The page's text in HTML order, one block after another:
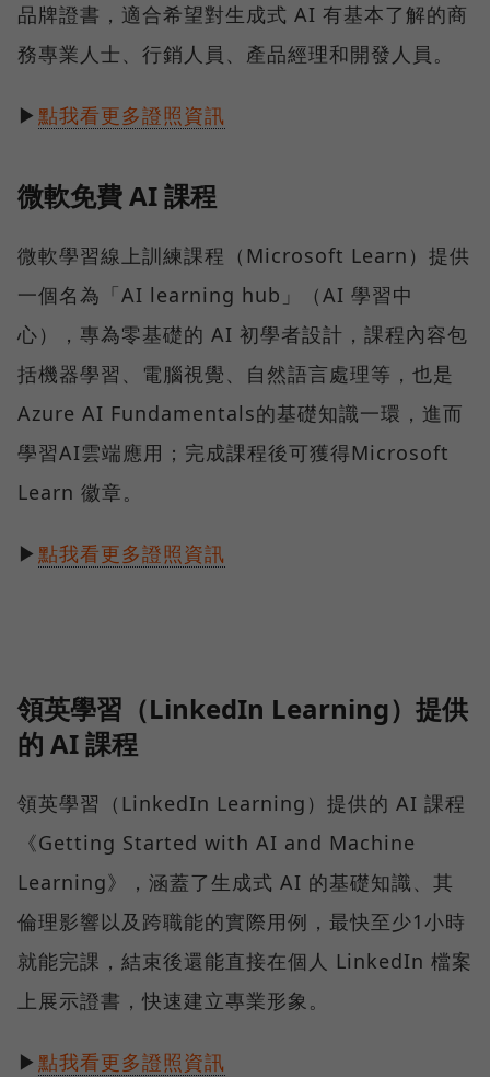
品牌證書，適合希望對生成式 AI 有基本了解的商
務專業人士、行銷人員、產品經理和開發人員。
▶ 點我看更多證照資訊
微軟免費 AI 課程
微軟學習線上訓練課程（Microsoft Learn）提供
一個名為「AI learning hub」（AI 學習中
心），專為零基礎的 AI 初學者設計，課程內容包
括機器學習、電腦視覺、自然語言處理等，也是
Azure AI Fundamentals的基礎知識一環，進而
學習AI雲端應用；完成課程後可獲得Microsoft
Learn 徽章。
▶ 點我看更多證照資訊
領英學習（LinkedIn Learning）提供
的 AI 課程
領英學習（LinkedIn Learning）提供的 AI 課程
《Getting Started with AI and Machine
Learning》，涵蓋了生成式 AI 的基礎知識、其
倫理影響以及跨職能的實際用例，最快至少1小時
就能完課，結束後還能直接在個人 LinkedIn 檔案
上展示證書，快速建立專業形象。
▶ 點我看更多證照資訊